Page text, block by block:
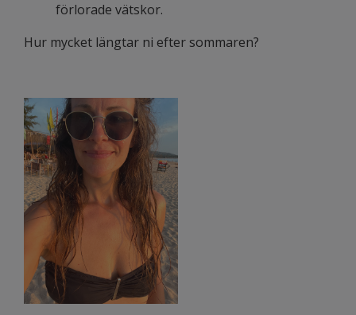
förlorade vätskor.
Hur mycket längtar ni efter sommaren?